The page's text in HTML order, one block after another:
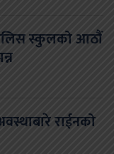
स्कुलको आठौं
राईनको